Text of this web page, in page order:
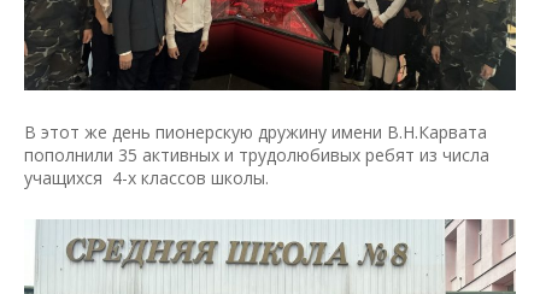
В этот же день пионерскую дружину имени В.Н.Карвата
пополнили 35 активных и трудолюбивых ребят из числа
учащихся 4-х классов школы.